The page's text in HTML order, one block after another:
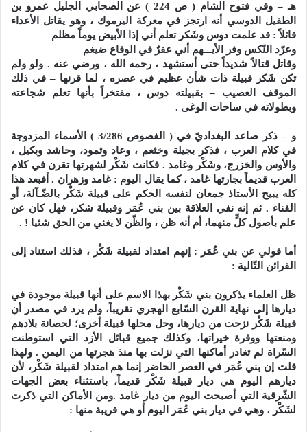
هـ – وفي فتوح الشام ( ص 224 ) عن الصحابي الجليل عمرو بن
الطفيل الدوسي أنه ارتجز في معركة اليرموك ، وهو يقاتل الأعداء
قائلاً : قد علمت دوس وشَكر تعلم أني إذا الأبيض يوماً مظلم
وعرّد النّكس وفر الأيـــهم أني عفرٌ في الوقاع ضيغم
وقاتل قتالاً شديداً حتى أستشهد ، رحمه الله ، ورضي عنه . ولو ولم
تكن شَكر قبيلة ذات شأن عظيم في عصره ، لما قرنها – في ذلك
الموقف العصيب – بقبيلته دوس ، مفتخراً بأنها تعلم شجاعته
وبطولاته في ساحات الوغى .
و – ذكر صاعد البغداديّ في ( الفصوص 3/286 ) الأسماء المزدوجة
في كلام العرب ، فذكر بجيلة وخثعم ، وعاد وثمود، وحاشد وبكيل ،
والأوس والخزرج، وشَكْر وغامد . فكانت شَكْر لشهرتها تقرن في كلام
العرب قديماً بجارتها غامد ، كما يقال اليوم : غامد وزهران . أفبعد هذا
كله يبيح الأستاذ جمعان لنفسه الحكم على قبيلة شَكْر بالضّـآلة، أو
الفناء . ثم إنه نفي العلاقة بين بني عُمَر وقبيلة شكر، فهل كان عن
علم بأصول كلٍّ منهما، أم أنه ظن ، والظّن لا يغني من الحق شئيا ! .
أما قولي عن بني عُمَر : إنهم امتداد لقبيلة شَكْر ، فذلك استناد إلى
القرائن التّالية :
ظل العلماء يذكرون بني شَكْر بهذا الاسم على أنها قبيلة موجودة في
ديارها إلى نهاية القرن السّابع الهجري تقريباً، ولم يرد في مصدر أن
قبيلة شَكْر نزحت من ديارها، وحل محلها قبيلة أخرى؛ لحصانة بلادهم
ومنعتها ووفرة خيراتها، وكذلك جميع قبائل الأزد التي استوطنت
السّراة لم تغادر أماكنها التي نزلت بها منذ هجرتها من اليمن . ولهذا
قلت إن بني عُمَر في العصر الحاضر إنما هم امتداد لقبيلة شَكْر، لأن
ديارهم اليوم هي ديار قبيلة شَكْر قديماً، باستثناء بعض الجهات
الشّرقية التي أصبحت اليوم من ديار غامد .ومن الأماكن التي ذكرت
لشَكْر ، وهي في ديار بني عُمَر اليوم أو هي قريبة منها :